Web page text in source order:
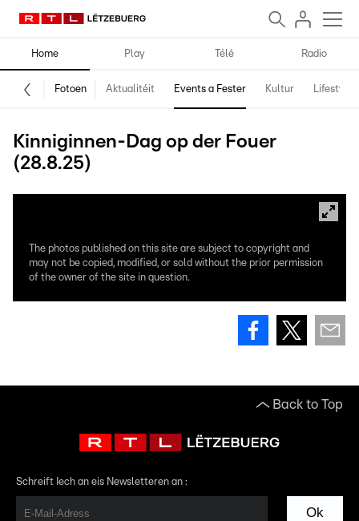
Home Play Télé Radio
Fotoen Aktualitéit Events a Fester Kultur Lifestyle
Kinniginnen-Dag op der Fouer
(28.8.25)
The photos published on this site are subject to copyright and
may not be copied, modified, or sold without the prior permission
of the owner of the site in question.
Back to Top
Schreift Iech an eis Newsletteren an :
Ok